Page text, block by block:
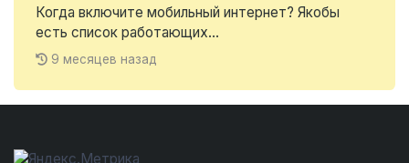
Когда включите мобильный интернет? Якобы
есть список работающих...
9 месяцев назад